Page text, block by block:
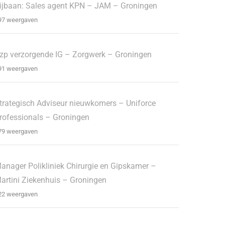
Sales agent KPN – JAM – Groningen
weergaven
verzorgende IG – Zorgwerk – Groningen
weergaven
Adviseur nieuwkomers – Uniforce
– Groningen
weergaven
Polikliniek Chirurgie en Gipskamer –
Ziekenhuis – Groningen
weergaven